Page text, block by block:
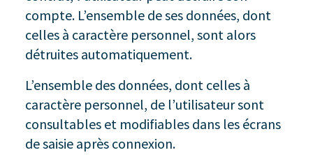
compte. L’ensemble de ses données, dont
celles à caractère personnel, sont alors
détruites automatiquement.
L’ensemble des données, dont celles à
caractère personnel, de l’utilisateur sont
consultables et modifiables dans les écrans
de saisie après connexion.